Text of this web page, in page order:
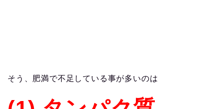
そう、肥満で不足している事が多いのは